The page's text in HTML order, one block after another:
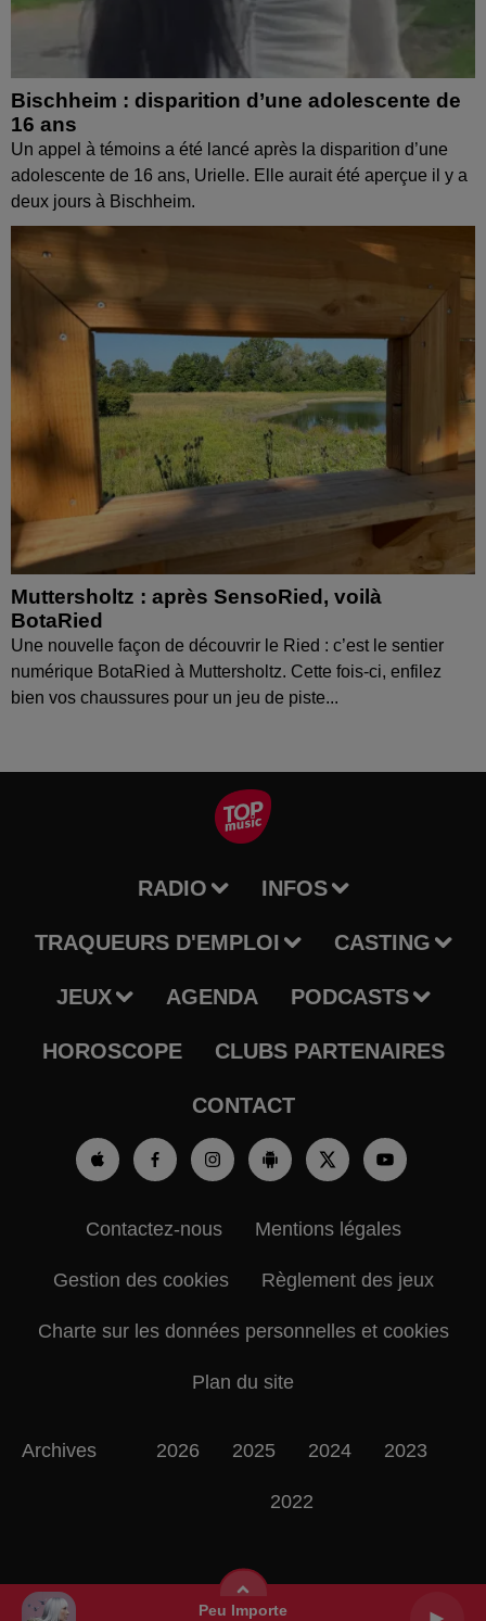
Peu Importe
Bischheim : disparition d’une adolescente de
16 ans
Un appel à témoins a été lancé après la disparition d’une
adolescente de 16 ans, Urielle. Elle aurait été aperçue il y a
deux jours à Bischheim.
Muttersholtz : après SensoRied, voilà
BotaRied
Une nouvelle façon de découvrir le Ried : c’est le sentier
numérique BotaRied à Muttersholtz. Cette fois-ci, enfilez
bien vos chaussures pour un jeu de piste...
RADIO INFOS
TRAQUEURS D'EMPLOI CASTING
JEUX AGENDA PODCASTS
HOROSCOPE CLUBS PARTENAIRES
CONTACT
Contactez-nous Mentions légales
Gestion des cookies Règlement des jeux
Charte sur les données personnelles et cookies
Plan du site
Archives 2026 2025 2024 2023
2022